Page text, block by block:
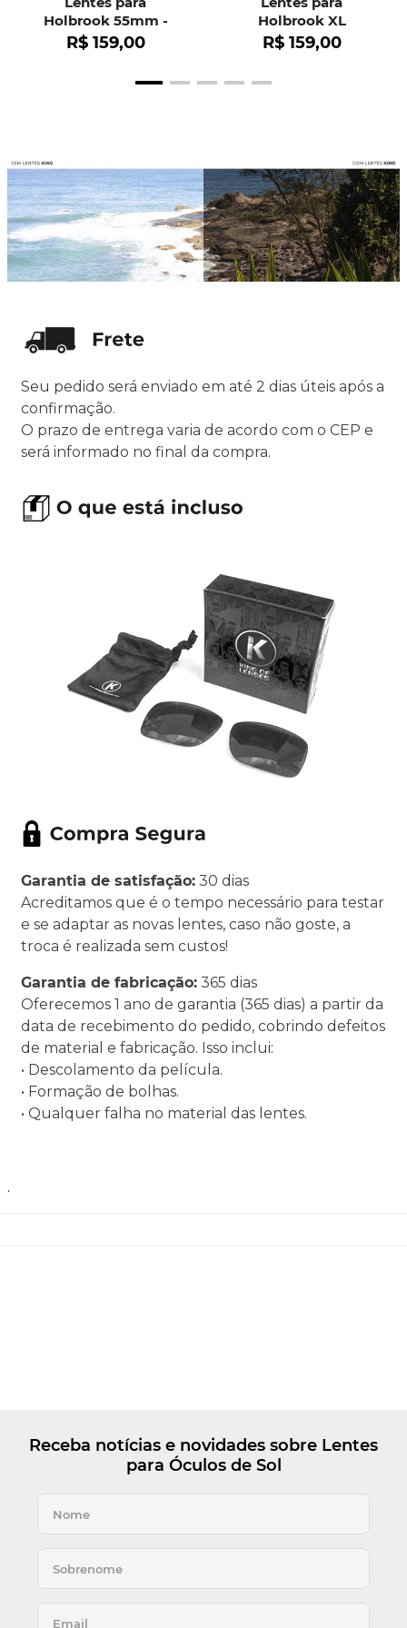
Holbrook 55mm -
OO9102
R$ 159,00
Holbrook XL
R$ 159,00
Seu pedido será enviado em até 2 dias úteis após a
confirmação.
O prazo de entrega varia de acordo com o CEP e
será informado no final da compra.
Garantia de satisfação: 30 dias
Acreditamos que é o tempo necessário para testar
e se adaptar as novas lentes, caso não goste, a
troca é realizada sem custos!
Garantia de fabricação: 365 dias
Oferecemos 1 ano de garantia (365 dias) a partir da
data de recebimento do pedido, cobrindo defeitos
de material e fabricação. Isso inclui:
• Descolamento da película.
• Formação de bolhas.
• Qualquer falha no material das lentes.
.
Receba notícias e novidades sobre Lentes
para Óculos de Sol